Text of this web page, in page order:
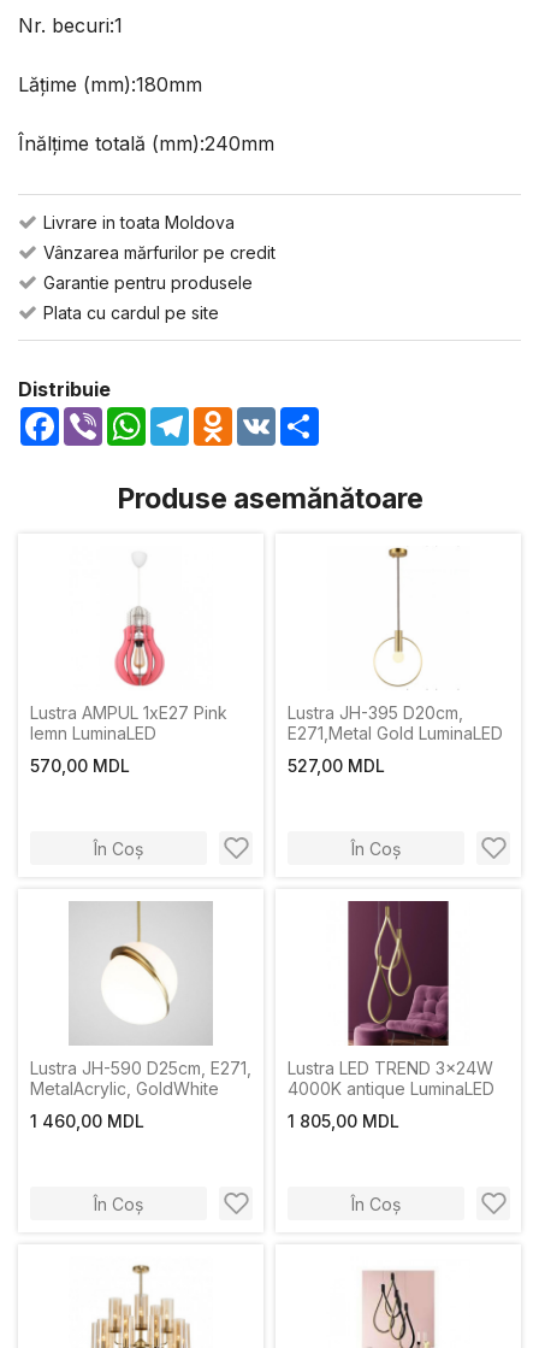
Nr. becuri:1
Lățime (mm):180mm
Înălțime totală (mm):240mm
Livrare in toata Moldova
Vânzarea mărfurilor pe credit
Garantie pentru produsele
Plata cu cardul pe site
Distribuie
Facebook
Viber WhatsApp
TelegramOdnoklassniki
VK
Produse asemănătoare
Lustra AMPUL 1xE27 Pink
lemn LuminaLED
570,00 MDL
În Coș
Lustra JH-395 D20cm,
E271,Metal Gold LuminaLED
527,00 MDL
În Coș
Lustra JH-590 D25cm, E271,
MetalAcrylic, GoldWhite
1 460,00 MDL
În Coș
Lustra LED TREND 3x24W
4000K antique LuminaLED
1 805,00 MDL
În Coș